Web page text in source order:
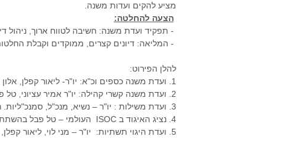
מציע להקים ועדות משנה.
הצעה להחלטה:
- תפקיד ועדת משנה: חשיבה לטווח ארוך, ניהול
- המליאה: דיונים קצרים, ממוקדים וקבלת
להלן הפירוט: ​
1. ועדת משנה כספים וכ"א: יו"ר- ליאור קפלן, אלון הסגל, נאוה גלעד. רכזת-סימה.
2. ועדת משנה קשרי קהילה: יו"ר אמיר עציוני, טל פבל, שאולה הייטנר, נאוה גלעד. רכזת – מיטל.
​3. ועדת משילות : יו"ר – נשיא, מנכ"ל, סמנכ"ליות. רכזת – ליאת/רחל.
4. נציג האיגוד ב ISOC העולמי – טל פבל בהשתתפות חיצונית של רימון לוי. רכזת-מיטל.
5. ועדת היגוי תשתיות: ​יו"ר – מני לוי, ​ליאור קפלן, מנכ"ל, סמנכ"לית תשתיות, יורם הכהן, בועז דולב, נחמן אורון.